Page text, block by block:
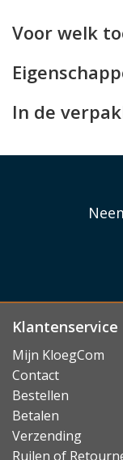
Voor welk
In de
Klantenservice
Mijn KloegCom
Contact
Bestellen
Betalen
Verzending
Ruilen of